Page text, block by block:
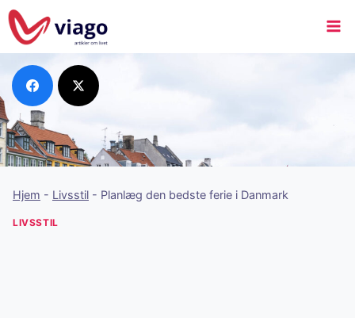
Hjem - Livsstil - Planlæg den bedste ferie i Danmark
LIVSSTIL